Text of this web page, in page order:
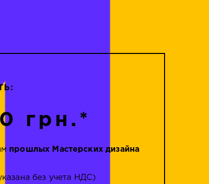
грн.*
прошлых Мастерских дизайна
без учета НДС)